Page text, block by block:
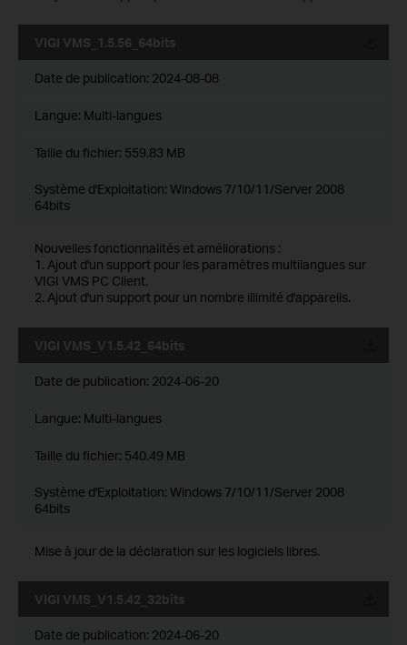
VIGI VMS_1.5.56_64bits
Date de publication: 2024-08-08
Langue: Multi-langues
Taille du fichier: 559.83 MB
Système d'Exploitation: Windows 7/10/11/Server 2008
64bits
Nouvelles fonctionnalités et améliorations :
1. Ajout d'un support pour les paramètres multilangues sur
VIGI VMS PC Client.
2. Ajout d'un support pour un nombre illimité d'appareils.
VIGI VMS_V1.5.42_64bits
Date de publication: 2024-06-20
Langue: Multi-langues
Taille du fichier: 540.49 MB
Système d'Exploitation: Windows 7/10/11/Server 2008
64bits
Mise à jour de la déclaration sur les logiciels libres.
VIGI VMS_V1.5.42_32bits
Date de publication: 2024-06-20